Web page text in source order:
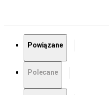
Powiązane
Polecane